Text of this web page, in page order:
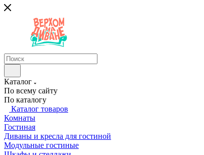
Каталог
По всему сайту
По каталогу
Каталог товаров
Комнаты
Гостиная
Диваны и кресла для гостиной
Модульные гостиные